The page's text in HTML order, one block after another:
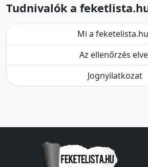
Tudnivalók a
Mi a
Az ellenőrzés
Jognyilatkozat